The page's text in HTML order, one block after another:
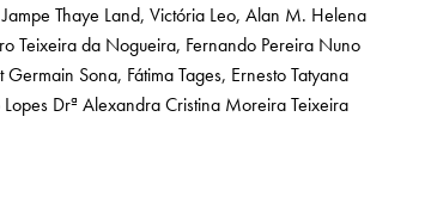
Thaye Land, Victória Leo, Alan M. Helena
Teixeira da Nogueira, Fernando Pereira Nuno
Germain Sona, FátimaTages, ErnestoTatyana
Drª Alexandra Cristina Moreira Teixeira